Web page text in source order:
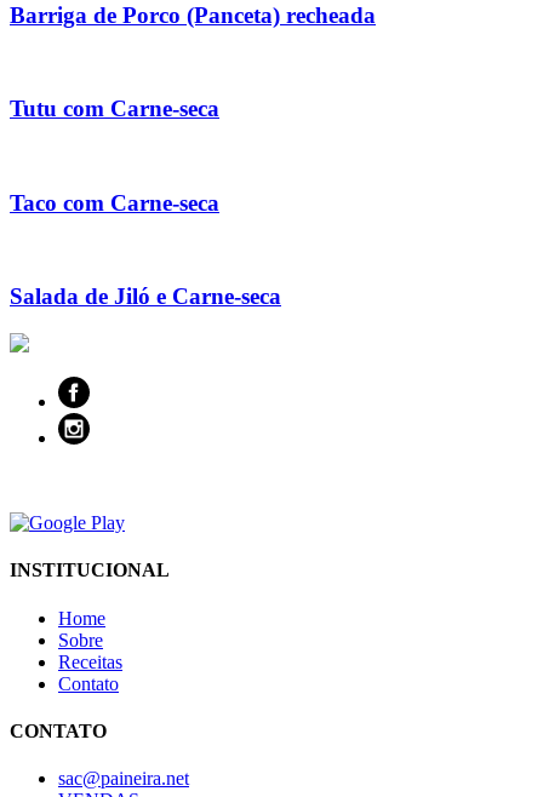
Barriga de Porco (Panceta) recheada
Tutu com Carne-seca
Taco com Carne-seca
Salada de Jiló e Carne-seca
INSTITUCIONAL
Home
Sobre
Receitas
Contato
CONTATO
sac@paineira.net